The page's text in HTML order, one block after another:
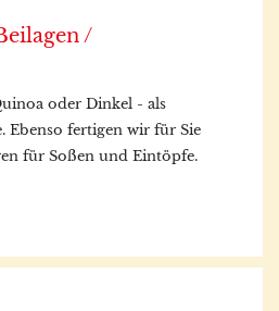
/
oder Dinkel - als
Ebenso fertigen wir für Sie
für Soßen und Eintöpfe.